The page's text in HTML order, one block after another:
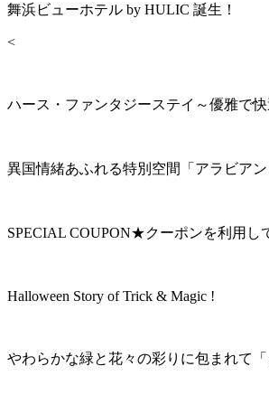
舞浜ビューホテル by HULIC 誕生！
<
ハース・ファンタジーステイ～優雅で
異国情緒あふれる特別空間「アラビア
SPECIAL COUPON★クーポンを利用し
Halloween Story of Trick & Magic !
やわらかな緑と花々の彩りに包まれて